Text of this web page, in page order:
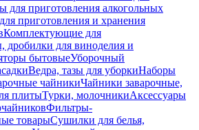
для приготовления алкогольных
приготовления и хранения
Комплектующие для
дробилки для виноделия и
бытовыеУборочный
Ведра, тазы для уборкиНаборы
чайникиЧайники заварочные,
плитыТурки, молочникиАксессуары
Фильтры-
товарыСушилки для белья,